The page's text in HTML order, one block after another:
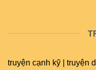
truyện cạnh kỹ | truyện